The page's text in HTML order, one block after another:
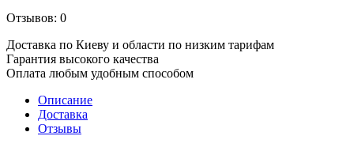
Отзывов: 0
Доставка по Киеву и области по низким тарифам
Гарантия высокого качества
Оплата любым удобным способом
Описание
Доставка
Отзывы